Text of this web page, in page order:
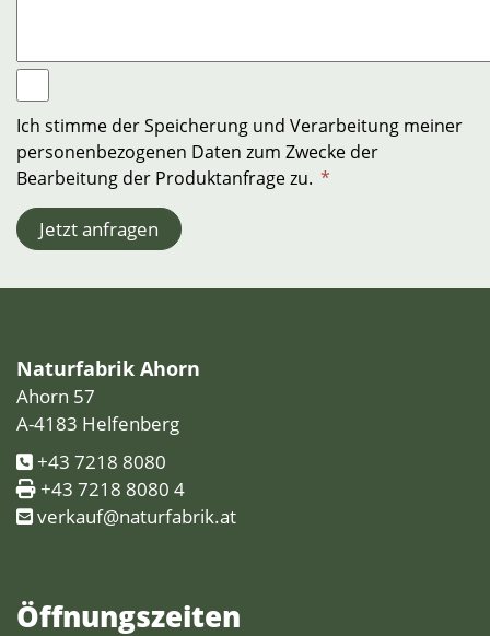
Ich stimme der Speicherung und Verarbeitung meiner
personenbezogenen Daten zum Zwecke der
Bearbeitung der Produktanfrage zu. *
Jetzt anfragen
Naturfabrik Ahorn
Ahorn 57
A-4183 Helfenberg
+43 7218 8080
+43 7218 8080 4
verkauf@naturfabrik.at
Öffnungs­zeiten